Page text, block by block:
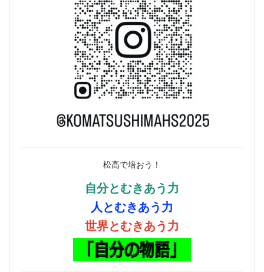
松高で培おう！
自分とむきあう力
人とむきあう力
世界とむきあう力